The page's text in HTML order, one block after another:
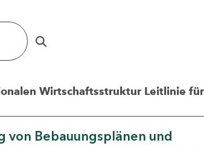
Wirtschaftsstruktur Leitlinie für
von Bebauungsplänen und